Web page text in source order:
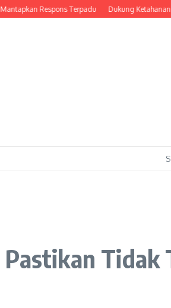
Respons Terpadu Dukung Ketahanan
Pastikan